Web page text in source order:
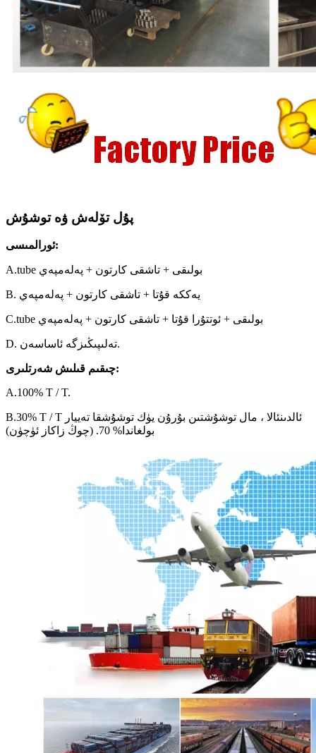
پۇل تۆلەش ۋە توشۇش
ئورالمىسى:
A.tube بولىقى + تاشقى كارتون + پەلەمپەي
B. يەككە قۇتا + تاشقى كارتون + پەلەمپەي
C.tube بولىقى + ئوتتۇرا قۇتا + تاشقى كارتون + پەلەمپەي
D. تەلىپىڭىزگە ئاساسەن.
چىقىم قىلىش شەرتلىرى:
A.100% T / T.
B.30% T / T ئالدىنئالا ، مال توشۇشتىن بۇرۇن يۈك توشۇشقا تەييار
بولغاندا% 70. (چوڭ زاكاز ئۈچۈن)